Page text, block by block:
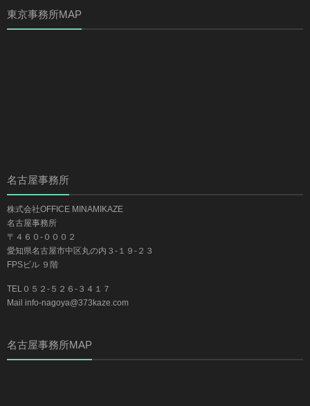
東京事務所MAP
名古屋事務所
株式会社OFFICE MINAMIKAZE
名古屋事務所
〒４６０-０００２
愛知県名古屋市中区丸の内３-１９-２３
FPSビル ９階
TEL０５２-５２６-３４１７
Mail info-nagoya@373kaze.com
名古屋事務所MAP